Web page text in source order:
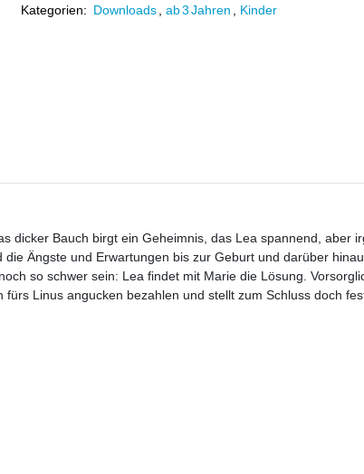
Kategorien: Downloads ab 3 Jahren Kinder
dicker Bauch birgt ein Geheimnis, das Lea spannend, aber
Ängste und Erwartungen bis zur Geburt und darüber
so schwer sein: Lea findet mit Marie die Lösung.
Linus angucken bezahlen und stellt zum Schluss doch